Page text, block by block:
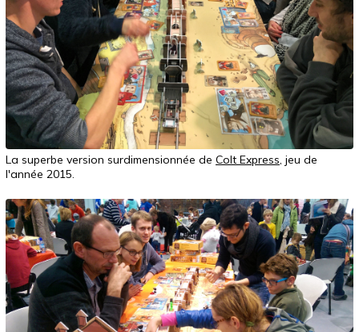
La superbe version surdimensionnée de Colt Express , jeu de
l'année 2015.